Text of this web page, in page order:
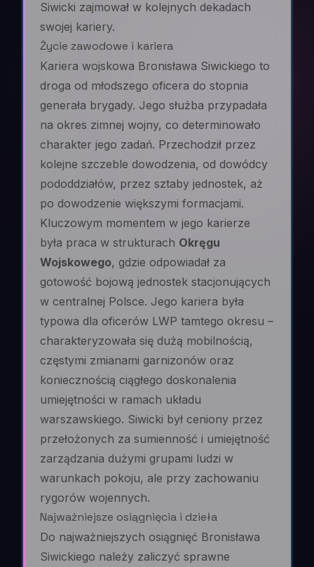
Siwicki zajmował w kolejnych dekadach
swojej kariery.
Życie zawodowe i kariera
Kariera wojskowa Bronisława Siwickiego to
droga od młodszego oficera do stopnia
generała brygady. Jego służba przypadała
na okres zimnej wojny, co determinowało
charakter jego zadań. Przechodził przez
kolejne szczeble dowodzenia, od dowódcy
pododdziałów, przez sztaby jednostek, aż
po dowodzenie większymi formacjami.
Kluczowym momentem w jego karierze
była praca w strukturach Okręgu
Wojskowego, gdzie odpowiadał za
gotowość bojową jednostek stacjonujących
w centralnej Polsce. Jego kariera była
typowa dla oficerów LWP tamtego okresu –
charakteryzowała się dużą mobilnością,
częstymi zmianami garnizonów oraz
koniecznością ciągłego doskonalenia
umiejętności w ramach układu
warszawskiego. Siwicki był ceniony przez
przełożonych za sumienność i umiejętność
zarządzania dużymi grupami ludzi w
warunkach pokoju, ale przy zachowaniu
rygorów wojennych.
Najważniejsze osiągnięcia i dzieła
Do najważniejszych osiągnięć Bronisława
Siwickiego należy zaliczyć sprawne